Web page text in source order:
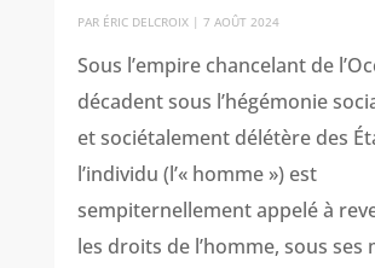
PAR ÉRIC DELCROIX| 7 AOÛT 2024
Sous l’empire chancelant de
décadent sous l’hégémonie
et sociétalement délétère des
l’individu (l’« homme ») est
sempiternellement appelé à
les droits de l’homme, sous ses